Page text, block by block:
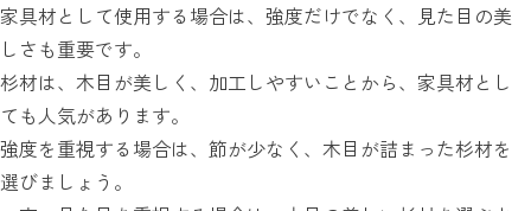
家具材として使用する場合は、強度だけでなく、見た目の美
しさも重要です。
杉材は、木目が美しく、加工しやすいことから、家具材とし
ても人気があります。
強度を重視する場合は、節が少なく、木目が詰まった杉材を
選びましょう。